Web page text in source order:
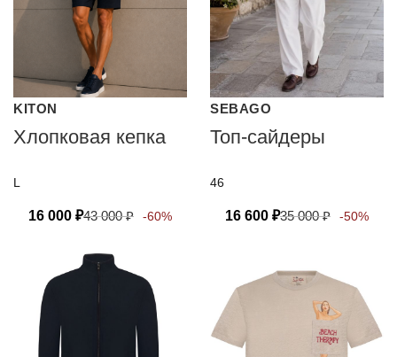
KITON
Хлопковая кепка
L
16 000 ₽43 000₽ -60%
SEBAGO
Топ-сайдеры
46
16 600 ₽35 000₽ -50%